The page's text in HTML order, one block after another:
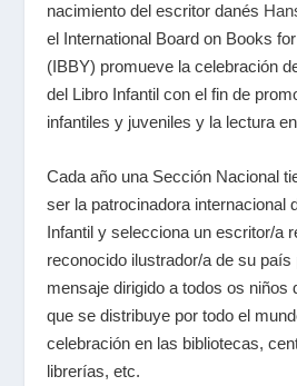
nacimiento del escritor danés
el International Board on Books
(IBBY) promueve la celebración
del Libro Infantil con el fin de
infantiles y juveniles y la lectura
Cada año una Sección Nacional
ser la patrocinadora internacional
Infantil y selecciona un escritor/a
reconocido ilustrador/a de su país
mensaje dirigido a todos os niños
que se distribuye por todo el
celebración en las bibliotecas,
librerías, etc.